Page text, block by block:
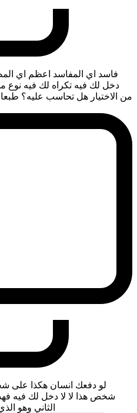
فاسد اي المفاسد اعظم اي
دخل لك فيه تكراه لك فيه نوع
من الاختيار هل تحاسب عليه؟ طبعا
لو دفعك انسان هكذا على
شخص هذا لا لا دخل لك فيه فهذا
الثاني وهو